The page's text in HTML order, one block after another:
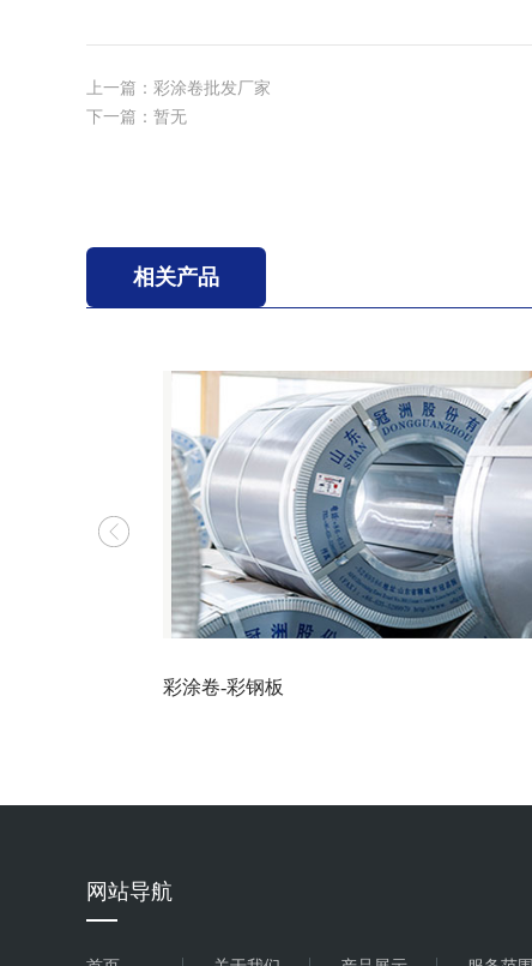
上一篇： 彩涂卷批发厂家
下一篇：暂无
相关产品
彩涂卷-彩钢板
网站导航